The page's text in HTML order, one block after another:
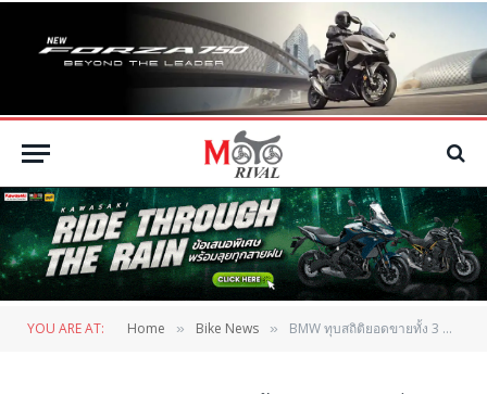
YOU ARE AT: Home » Bike News » BMW ทุบสถิติยอดขายทั้ง 3 แบรนด์ ปีที่ผ่านมา เตรียมเปิด 4 รุ่น ใหม่ใน Motor Show 2016 ขณะที่ Motorrad ปรับปรุงรูปลักษณ์เล็กน้อย